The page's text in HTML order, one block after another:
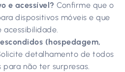
e acessível? Confirme que o
dispositivos móveis e que
(hospedagem,
detalhamento de todos
para não ter surpresas.